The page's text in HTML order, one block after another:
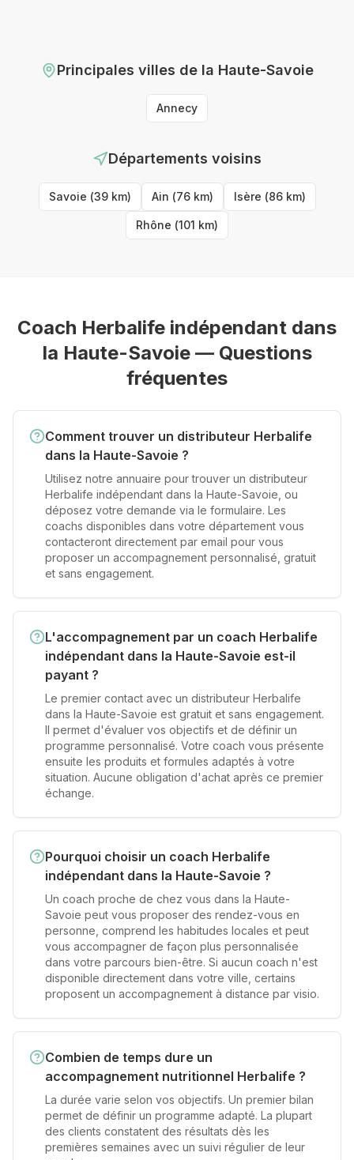
Principales villes de la Haute-Savoie
Annecy
Départements voisins
Savoie (39km) Ain (76km) Isère (86km)
Rhône (101 km)
Coach Herbalife indépendant dans
la Haute-Savoie— Questions
fréquentes
Comment trouver un distributeur Herbalife
dans la Haute-Savoie ?
Utilisez notre annuaire pour trouver un distributeur
Herbalife indépendant dans la Haute-Savoie, ou
déposez votre demande via le formulaire. Les
coachs disponibles dans votre département vous
contacteront directement par email pour vous
proposer un accompagnement personnalisé, gratuit
et sans engagement.
L'accompagnement par un coach Herbalife
indépendant dans la Haute-Savoie est-il
payant ?
Le premier contact avec un distributeur Herbalife
dans la Haute-Savoie est gratuit et sans engagement.
Il permet d'évaluer vos objectifs et de définir un
programme personnalisé. Votre coach vous présente
ensuite les produits et formules adaptés à votre
situation. Aucune obligation d'achat après ce premier
échange.
Pourquoi choisir un coach Herbalife
indépendant dans la Haute-Savoie ?
Un coach proche de chez vous dans la Haute-
Savoie peut vous proposer des rendez-vous en
personne, comprend les habitudes locales et peut
vous accompagner de façon plus personnalisée
dans votre parcours bien-être. Si aucun coach n'est
disponible directement dans votre ville, certains
proposent un accompagnement à distance par visio.
Combien de temps dure un
accompagnement nutritionnel Herbalife ?
La durée varie selon vos objectifs. Un premier bilan
permet de définir un programme adapté. La plupart
des clients constatent des résultats dès les
premières semaines avec un suivi régulier de leur